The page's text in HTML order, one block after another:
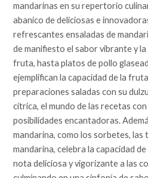
mandarinas en su repertorio
abanico de deliciosas e
refrescantes ensaladas de
de manifiesto el sabor vibrante y
fruta, hasta platos de pollo
ejemplifican la capacidad de la
preparaciones saladas con su
cítrica, el mundo de las recetas
posibilidades encantadoras.
mandarina, como los sorbetes, las
mandarina, celebra la capacidad
nota deliciosa y vigorizante a las